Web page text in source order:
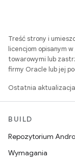
Treść strony i
licencjom opisanym w
towarowymi lub
firmy Oracle lub jej
Ostatnia
BUILD
Repozytorium
Wymagania